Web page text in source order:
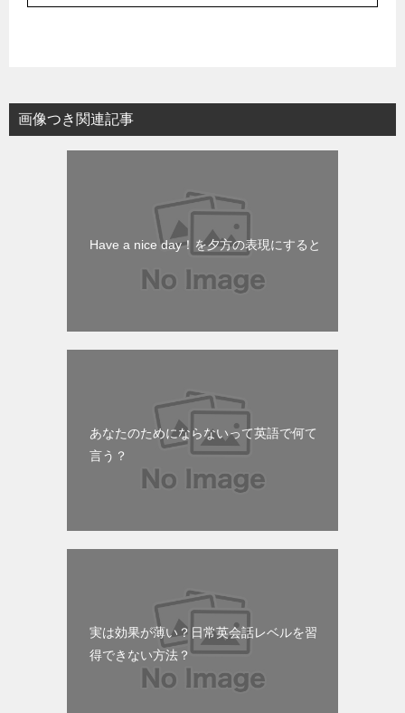
画像つき関連記事
Have a nice day！を夕方の表現にすると
あなたのためにならないって英語で何て
言う？
実は効果が薄い？日常英会話レベルを習
得できない方法？